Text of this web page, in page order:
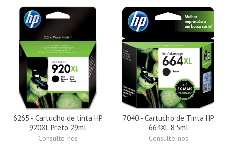
6265 - Cartucho de tinta HP
920XL Preto 29ml
Consulte-nos
7040 - Cartucho de Tinta HP
664XL 8,5ml
Consulte-nos